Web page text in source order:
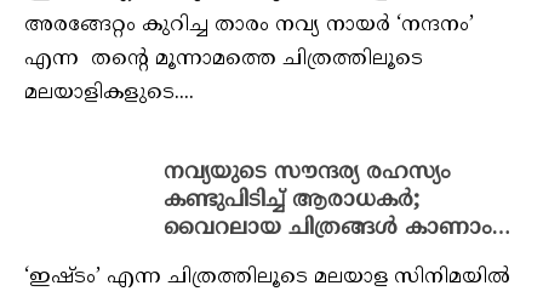
അരങ്ങേറ്റം കുറിച്ച താരം നവ്യ നായർ ‘നന്ദനം’
എന്ന തന്റെ മൂന്നാമത്തെ ചിത്രത്തിലൂടെ
മലയാളികളുടെ....
നവ്യയുടെ സൗന്ദര്യ രഹസ്യം
കണ്ടുപിടിച്ച് ആരാധകർ;
വൈറലായ ചിത്രങ്ങൾ കാണാം…
‘ഇഷ്ടം’ എന്ന ചിത്രത്തിലൂടെ മലയാള സിനിമയിൽ